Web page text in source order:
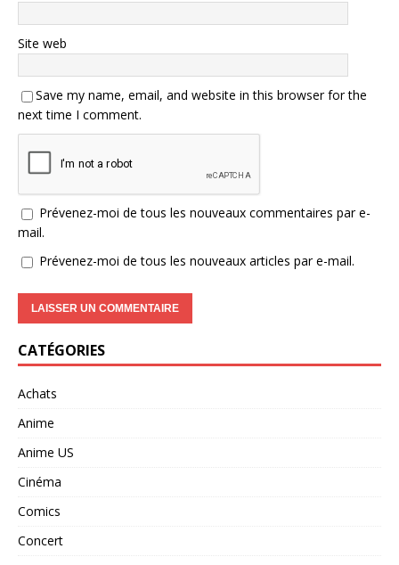
Site web
Save my name, email, and website in this browser for the
next time I comment.
Prévenez-moi de tous les nouveaux commentaires par e-
mail.
Prévenez-moi de tous les nouveaux articles par e-mail.
CATÉGORIES
Achats
Anime
Anime US
Cinéma
Comics
Concert